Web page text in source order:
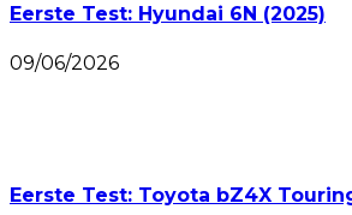
Eerste Test: Hyundai 6N (2025)
09/06/2026
Eerste Test: Toyota bZ4X